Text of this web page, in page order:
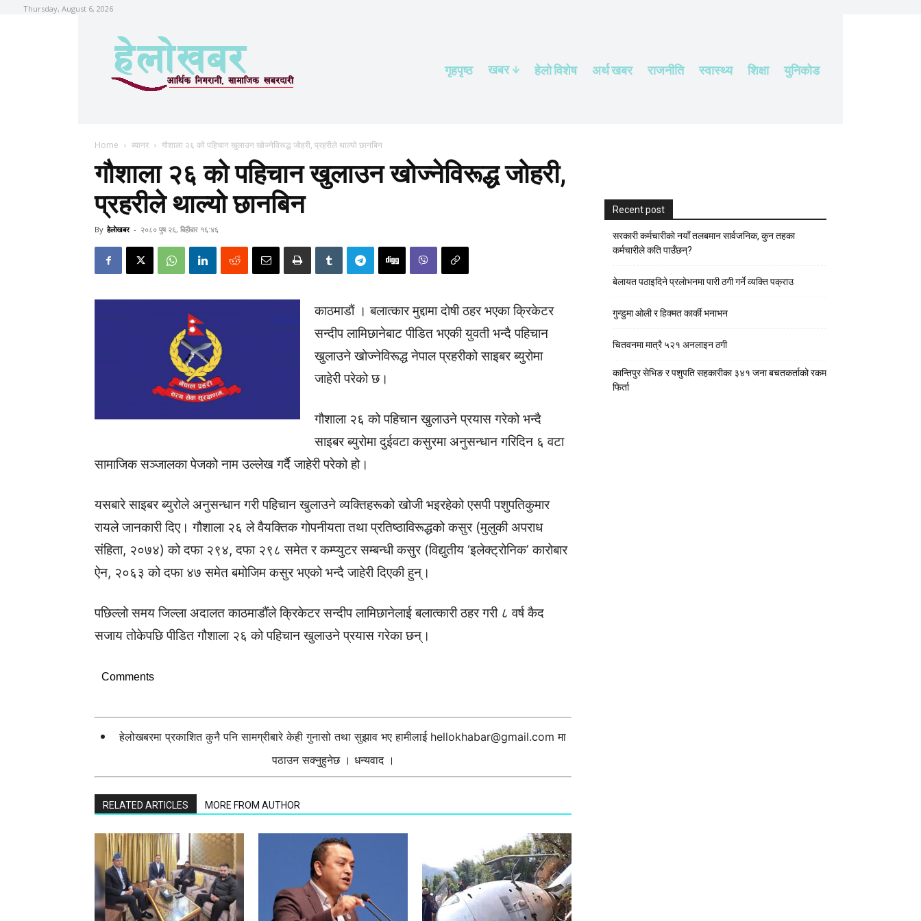
Thursday, August 6, 2026
गृहपृष्ठ खबर हेलाे विशेष अर्थ खबर राजनीति स्वास्थ्य शिक्षा युनिकोड
Home ब्यानर गौशाला २६ को पहिचान खुलाउन खोज्नेविरूद्ध जोहरी, प्रहरीले थाल्यो छानबिन
गौशाला २६ को पहिचान खुलाउन खोज्नेविरूद्ध जोहरी,
प्रहरीले थाल्यो छानबिन
By हेलाेखबर - २०८० पुष २६, बिहीबार १६:४६
काठमाडाैं । बलात्कार मुद्दामा दाेषी ठहर भएका क्रिकेटर
सन्दीप लामिछानेबाट पीडित भएकी युवती भन्दै पहिचान
खुलाउने खोज्नेविरूद्ध नेपाल प्रहरीको साइबर ब्युरोमा
जाहेरी परेको छ।
गौशाला २६ को पहिचान खुलाउने प्रयास गरेको भन्दै
साइबर ब्युरोमा दुईवटा कसुरमा अनुसन्धान गरिदिन ६ वटा
सामाजिक सञ्जालका पेजको नाम उल्लेख गर्दै जाहेरी परेको हो।
यसबारे साइबर ब्युरोले अनुसन्धान गरी पहिचान खुलाउने व्यक्तिहरूको खोजी भइरहेको एसपी पशुपतिकुमार
रायले जानकारी दिए। गौशाला २६ ले वैयक्तिक गोपनीयता तथा प्रतिष्ठाविरूद्धको कसुर (मुलुकी अपराध
संहिता, २०७४) को दफा २९४, दफा २९८ समेत र कम्प्युटर सम्बन्धी कसुर (विद्युतीय ‘इलेक्ट्रोनिक’ कारोबार
ऐन, २०६३ को दफा ४७ समेत बमोजिम कसुर भएको भन्दै जाहेरी दिएकी हुन्।
पछिल्लो समय जिल्ला अदालत काठमाडौंले क्रिकेटर सन्दीप लामिछानेलाई बलात्कारी ठहर गरी ८ वर्ष कैद
सजाय तोकेपछि पीडित गौशाला २६ को पहिचान खुलाउने प्रयास गरेका छन्।
Comments
हेलोखबरमा प्रकाशित कुनै पनि सामग्रीबारे केही गुनासो तथा सुझाव भए हामीलाई hellokhabar@gmail.com मा
पठाउन सक्नुहुनेछ । धन्यवाद ।
RELATED ARTICLES MORE FROM AUTHOR
Recent post
सरकारी कर्मचारीकाे नयाँ तलबमान सार्वजनिक, कुन तहका
कर्मचारीले कति पाउँछन्?
बेलायत पठाइदिने प्रलाेभनमा पारी ठगी गर्ने व्यक्ति पक्राउ
गुन्डुमा ओली र हिक्मत कार्की भनाभन
चितवनमा मात्रै ५२१ अनलाइन ठगी
कान्तिपुर सेभिङ र पशुपति सहकारीका ३४१ जना बचतकर्ताको रकम
फिर्ता